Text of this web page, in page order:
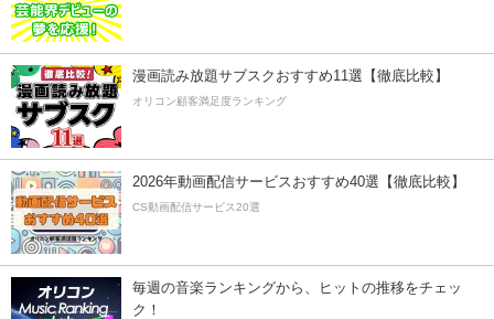
漫画読み放題サブスクおすすめ11選【徹底比較】
オリコン顧客満足度ランキング
2026年動画配信サービスおすすめ40選【徹底比較】
CS動画配信サービス20選
毎週の音楽ランキングから、ヒットの推移をチェッ
ク！